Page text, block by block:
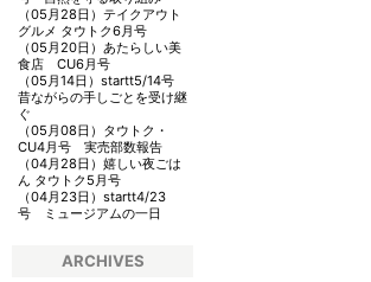
（05月28日） テイクアウト
グルメ タウトク6月号
（05月20日） あたらしい美
食店 CU6月号
（05月14日） startt5/14号
昔ながらの手しごとを受け継
ぐ
（05月08日） タウトク・
CU4月号 実売部数報告
（04月28日） 嬉しい夜ごは
ん タウトク5月号
（04月23日） startt4/23
号 ミュージアムの一日
ARCHIVES